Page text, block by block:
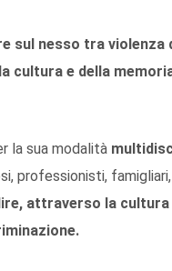
sul nesso tra
cultura e della
la sua modalità
professionisti,
attraverso la